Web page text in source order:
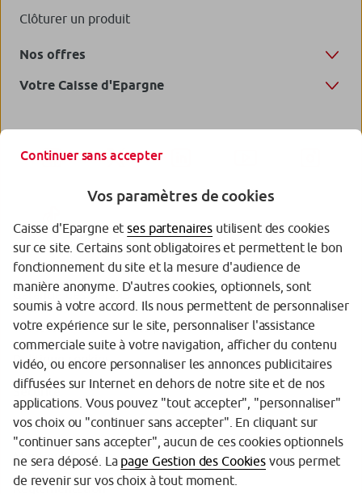
Clôturer un produit
Nos offres
Votre Caisse d'Epargne
Garantie des Dépôts
Protection des données personnelles
Politique cookies
Sécurité
Tarifs
Mentions légales
Réglementation
Continuer sans accepter
Vos paramètres de cookies
Caisse d'Epargne etses partenaires utilisent des cookies
sur ce site. Certains sont obligatoires et permettent le bon
fonctionnement du site et la mesure d'audience de
manière anonyme. D'autres cookies, optionnels, sont
soumis à votre accord. Ils nous permettent de personnaliser
votre expérience sur le site, personnaliser l'assistance
commerciale suite à votre navigation, afficher du contenu
vidéo, ou encore personnaliser les annonces publicitaires
diffusées sur Internet en dehors de notre site et de nos
applications. Vous pouvez "tout accepter", "personnaliser"
vos choix ou "continuer sans accepter". En cliquant sur
"continuer sans accepter", aucun de ces cookies optionnels
ne sera déposé. La page Gestion des Cookiesvous permet
de revenir sur vos choix à tout moment.